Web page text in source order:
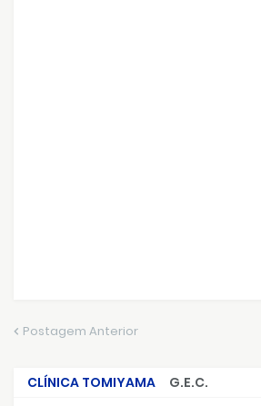
Postagem Anterior
CLÍNICA TOMIYAMA
G.E.C.